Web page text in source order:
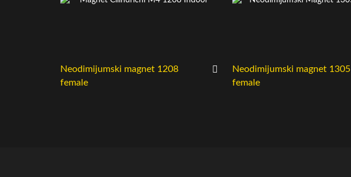
Neodimijumski magnet 1208
female
Neodimijumski magnet 1305
female